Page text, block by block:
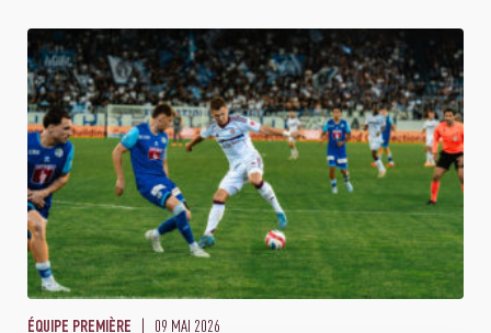
ÉQUIPE PREMIÈRE 09 MAI 2026